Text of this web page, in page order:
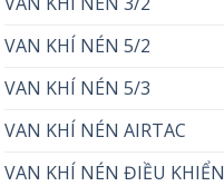
VAN KHÍ NÉN 5/2
VAN KHÍ NÉN 5/3
VAN KHÍ NÉN AIRTAC
VAN KHÍ NÉN ĐIỀU KHIỂN